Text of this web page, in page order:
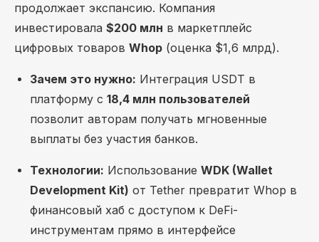
продолжает экспансию. Компания
инвестировала $200 млн в маркетплейс
цифровых товаров Whop (оценка $1,6 млрд).
Зачем это нужно: Интеграция USDT в
платформу с 18,4 млн пользователей
позволит авторам получать мгновенные
выплаты без участия банков.
Технологии: Использование WDK (Wallet
Development Kit) от Tether превратит Whop в
финансовый хаб с доступом к DeFi-
инструментам прямо в интерфейсе